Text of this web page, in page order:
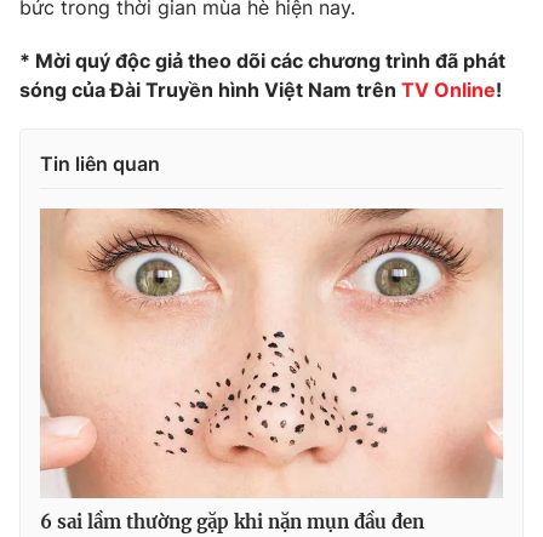
Ðiện thoại Thời báo VTV:024.66 897 897
Liên hệ quảng cáo:
024-7300.7108
® Cấm sao chép dưới mọi hình thức nếu không có sự chấp
thuận bằng văn bản. Ghi rõ nguồn VTV.vn khi phát hành lại
thông tin từ website này.
bức trong thời gian mùa hè hiện nay.
* Mời quý độc giả theo dõi các chương trình đã phát
sóng của Đài Truyền hình Việt Nam trên TV Online!
Tin liên quan
6 sai lầm thường gặp khi nặn mụn đầu đen